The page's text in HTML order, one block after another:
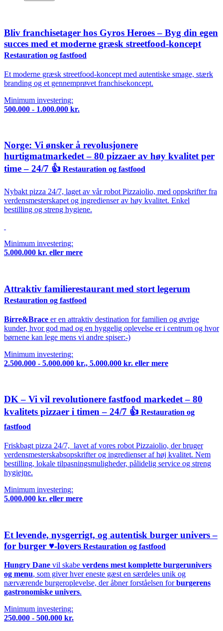
Bliv franchisetager hos Gyros Heroes – Byg din egen
succes med et moderne græsk streetfood-koncept
Restauration og fastfood
Et moderne græsk streetfood-koncept med autentiske smage, stærk
branding og et gennemprøvet franchisekoncept.
Minimum investering:
500.000 - 1.000.000 kr.
Norge: Vi ønsker å revolusjonere
hurtigmatmarkedet – 80 pizzaer av høy kvalitet per
time – 24/7 👍 Restauration og fastfood
Nybakt pizza 24/7, laget av vår robot Pizzaiolio, med oppskrifter fra
verdensmesterskapet og ingredienser av høy kvalitet. Enkel
bestilling og streng hygiene.
Minimum investering:
5.000.000 kr. eller mere
Attraktiv familierestaurant med stort legerum
Restauration og fastfood
Birre&Brace er en attraktiv destination for familien og øvrige
kunder, hvor god mad og en hyggelig oplevelse er i centrum og hvor
børnene kan lege mens vi andre spiser:-)
Minimum investering:
2.500.000 - 5.000.000 kr., 5.000.000 kr. eller mere
DK – Vi vil revolutionere fastfood markedet – 80
kvalitets pizzaer i timen – 24/7 👍 Restauration og
fastfood
Friskbagt pizza 24/7, lavet af vores robot Pizzaiolio, der bruger
verdensmesterskabsopskrifter og ingredienser af høj kvalitet. Nem
bestilling, lokale tilpasningsmuligheder, pålidelig service og streng
hygiejne.
Minimum investering:
5.000.000 kr. eller mere
Et levende, nysgerrigt, og autentisk burger univers –
for burger ♥️-lovers Restauration og fastfood
Hungry Dane vil skabe verdens mest komplette burgerunivers
og menu, som giver hver eneste gæst en særdeles unik og
nærværende burgeroplevelse, der åbner forståelsen forburgerens
gastronomiske univers.
Minimum investering:
250.000 - 500.000 kr.